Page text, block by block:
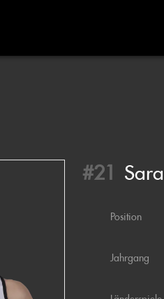
#21 Sara
Position
Jahrgang